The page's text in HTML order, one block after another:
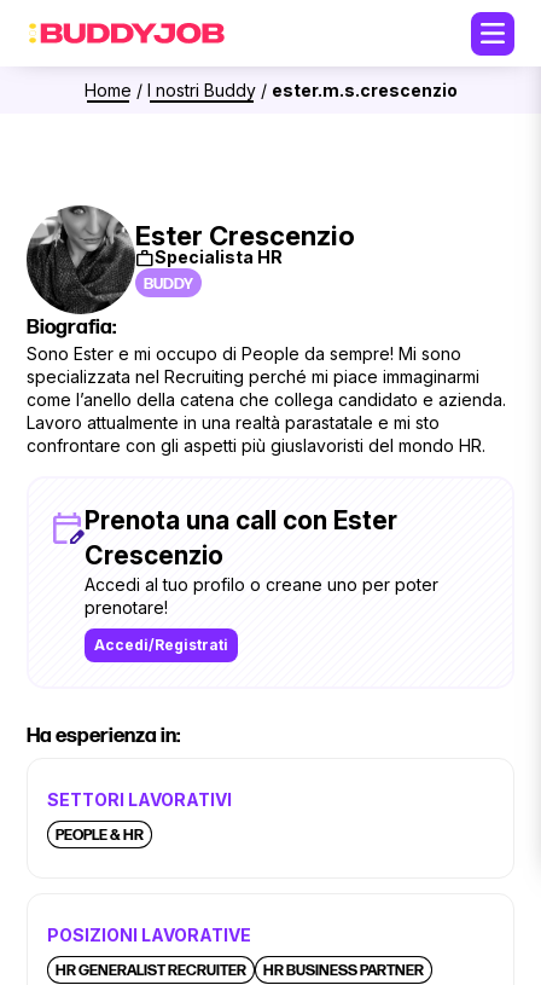
Home / I nostri Buddy/ ester.m.s.crescenzio
Ester Crescenzio
workSpecialista HR
BUDDY
Biografia:
Sono Ester e mi occupo di People da sempre! Mi sono
specializzata nel Recruiting perché mi piace immaginarmi
come l’anello della catena che collega candidato e azienda.
Lavoro attualmente in una realtà parastatale e mi sto
confrontare con gli aspetti più giuslavoristi del mondo HR.
Prenota una call con Ester
Crescenzio
Accedi al tuo profilo o creane uno per poter
prenotare!
Accedi/Registrati
Ha esperienza in:
SETTORI LAVORATIVI
PEOPLE & HR
POSIZIONI LAVORATIVE
HR GENERALIST RECRUITER HR BUSINESS PARTNER